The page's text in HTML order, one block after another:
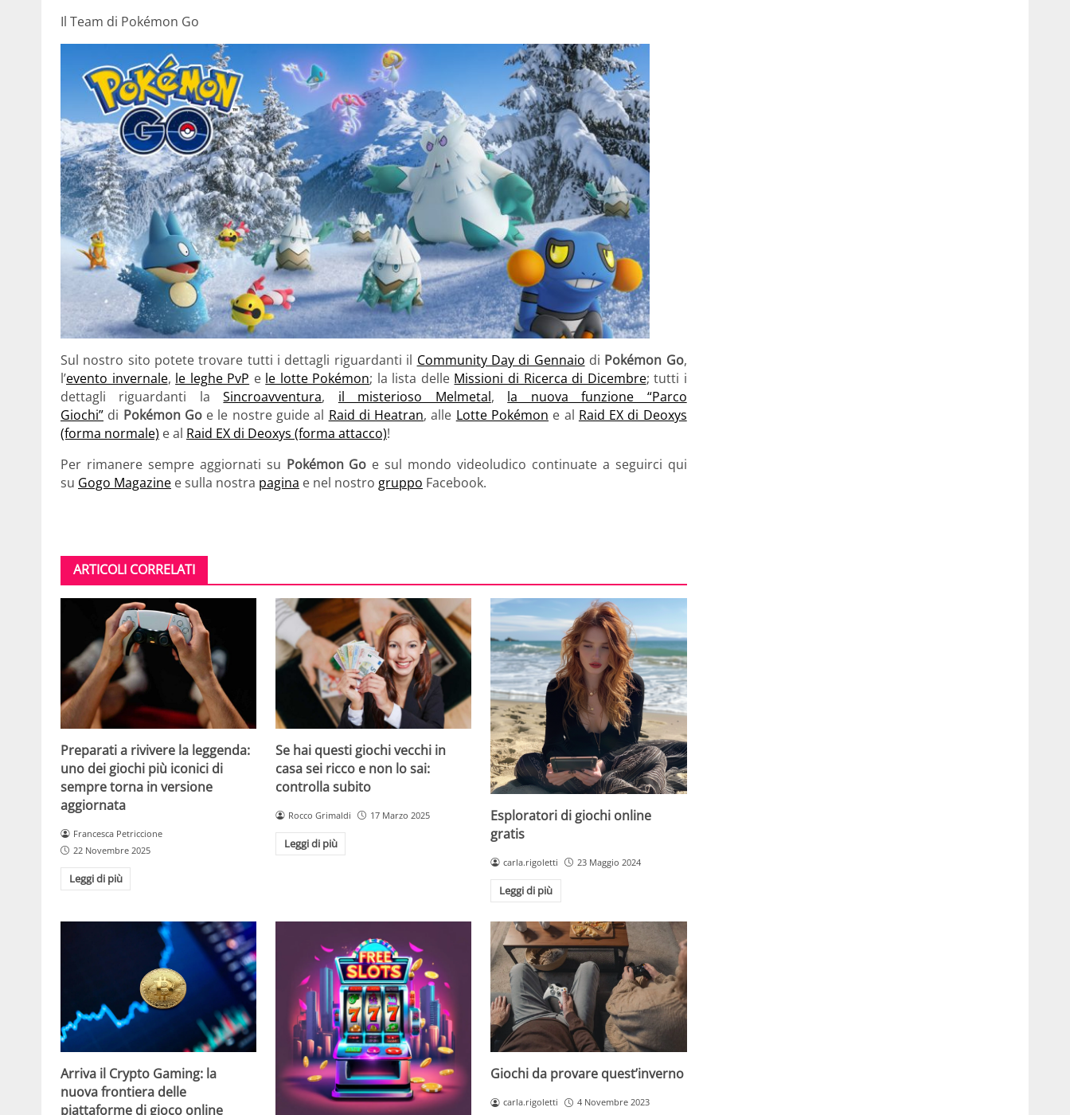
Il Team di Pokémon Go
Sul nostro sito potete trovare tutti i dettagli riguardanti il Community Day di Gennaio di Pokémon Go,
l’evento invernale, le leghe PvP e le lotte Pokémon; la lista delle Missioni di Ricerca di Dicembre; tutti i
dettagli riguardanti laSincroavventura, il misterioso Melmetal, la nuova funzione “Parco
Giochi” di Pokémon Goe le nostre guide al Raid di Heatran, alle Lotte Pokémon e al Raid EX di Deoxys
(forma normale) e al Raid EX di Deoxys (forma attacco)!
Per rimanere sempre aggiornati su Pokémon Go e sul mondo videoludico continuate a seguirci qui
su Gogo Magazine e sulla nostra pagina e nel nostro gruppo Facebook.
ARTICOLI CORRELATI
Preparati a rivivere la leggenda:
uno dei giochi più iconici di
sempre torna in versione
aggiornata
Francesca Petriccione
22 Novembre 2025
Leggi di più
Se hai questi giochi vecchi in
casa sei ricco e non lo sai:
controlla subito
Rocco Grimaldi 17 Marzo 2025
Leggi di più
Esploratori di giochi online
gratis
carla.rigoletti 23 Maggio 2024
Leggi di più
Arriva il Crypto Gaming: la
nuova frontiera delle
piattaforme di gioco online
Giochi da provare quest’inverno
carla.rigoletti 4 Novembre 2023